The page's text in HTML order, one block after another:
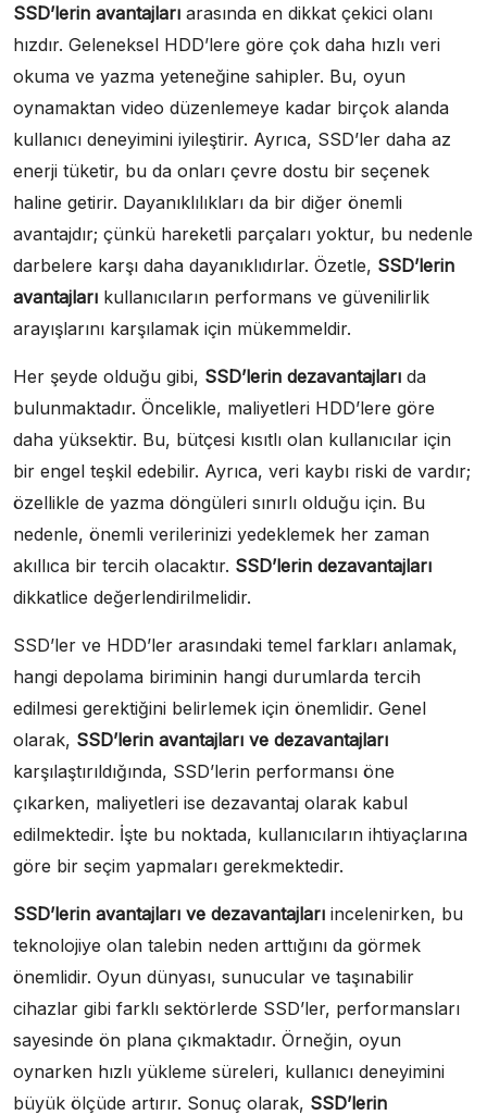
SSD’lerin avantajları arasında en dikkat çekici olanı
hızdır. Geleneksel HDD’lere göre çok daha hızlı veri
okuma ve yazma yeteneğine sahipler. Bu, oyun
oynamaktan video düzenlemeye kadar birçok alanda
kullanıcı deneyimini iyileştirir. Ayrıca, SSD’ler daha az
enerji tüketir, bu da onları çevre dostu bir seçenek
haline getirir. Dayanıklılıkları da bir diğer önemli
avantajdır; çünkü hareketli parçaları yoktur, bu nedenle
darbelere karşı daha dayanıklıdırlar. Özetle, SSD’lerin
avantajları kullanıcıların performans ve güvenilirlik
arayışlarını karşılamak için mükemmeldir.
Her şeyde olduğu gibi, SSD’lerin dezavantajları da
bulunmaktadır. Öncelikle, maliyetleri HDD’lere göre
daha yüksektir. Bu, bütçesi kısıtlı olan kullanıcılar için
bir engel teşkil edebilir. Ayrıca, veri kaybı riski de vardır;
özellikle de yazma döngüleri sınırlı olduğu için. Bu
nedenle, önemli verilerinizi yedeklemek her zaman
akıllıca bir tercih olacaktır. SSD’lerin dezavantajları
dikkatlice değerlendirilmelidir.
SSD’ler ve HDD’ler arasındaki temel farkları anlamak,
hangi depolama biriminin hangi durumlarda tercih
edilmesi gerektiğini belirlemek için önemlidir. Genel
olarak, SSD’lerin avantajları ve dezavantajları
karşılaştırıldığında, SSD’lerin performansı öne
çıkarken, maliyetleri ise dezavantaj olarak kabul
edilmektedir. İşte bu noktada, kullanıcıların ihtiyaçlarına
göre bir seçim yapmaları gerekmektedir.
SSD’lerin avantajları ve dezavantajları incelenirken, bu
teknolojiye olan talebin neden arttığını da görmek
önemlidir. Oyun dünyası, sunucular ve taşınabilir
cihazlar gibi farklı sektörlerde SSD’ler, performansları
sayesinde ön plana çıkmaktadır. Örneğin, oyun
oynarken hızlı yükleme süreleri, kullanıcı deneyimini
büyük ölçüde artırır. Sonuç olarak, SSD’lerin